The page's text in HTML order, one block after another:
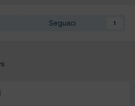
Seguaci 1